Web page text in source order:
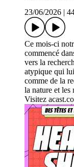
23/06/2026
Ce mois-ci
commencé
vers la
atypique qui
comme de la
la nature et les
Visitez